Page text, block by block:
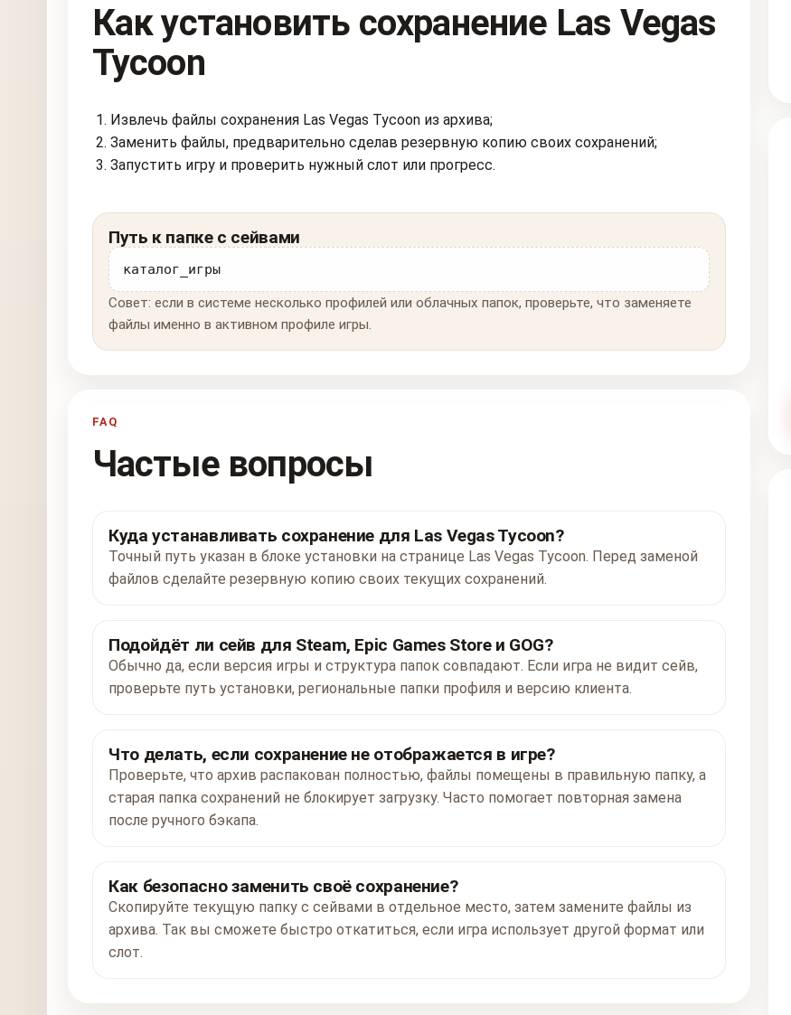
Как установить сохранение Las Vegas
Tycoon
Извлечь файлы сохранения Las Vegas Tycoon из архива;
Заменить файлы, предварительно сделав резервную копию своих сохранений;
Запустить игру и проверить нужный слот или прогресс.
Путь к папке с сейвами
каталог_игры
Совет: если в системе несколько профилей или облачных папок, проверьте, что заменяете
файлы именно в активном профиле игры.
FAQ
Частые вопросы
Куда устанавливать сохранение для Las Vegas Tycoon?
Точный путь указан в блоке установки на странице Las Vegas Tycoon. Перед заменой
файлов сделайте резервную копию своих текущих сохранений.
Подойдёт ли сейв для Steam, Epic Games Store и GOG?
Обычно да, если версия игры и структура папок совпадают. Если игра не видит сейв,
проверьте путь установки, региональные папки профиля и версию клиента.
Что делать, если сохранение не отображается в игре?
Проверьте, что архив распакован полностью, файлы помещены в правильную папку, а
старая папка сохранений не блокирует загрузку. Часто помогает повторная замена
после ручного бэкапа.
Как безопасно заменить своё сохранение?
Скопируйте текущую папку с сейвами в отдельное место, затем замените файлы из
архива. Так вы сможете быстро откатиться, если игра использует другой формат или
слот.